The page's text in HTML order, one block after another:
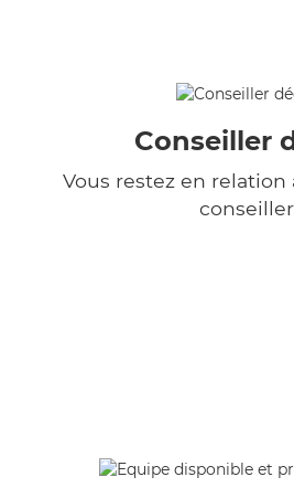
Conseiller
Vous restez en
conseiller